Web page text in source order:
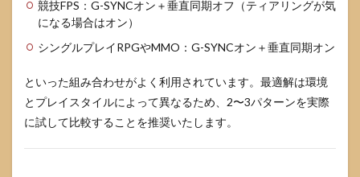
の設定ポ
イント
7.2
度・
マな
どの
とク
競技FPS：G-SYNCオン＋垂直同期オフ（ティアリングが気
になる場合はオン）
シングルプレイRPGやMMO：G-SYNCオン＋垂直同期オン
といった組み合わせがよく利用されています。最適解は環境
とプレイスタイルによって異なるため、2〜3パターンを実際
に試して比較することを推奨いたします。